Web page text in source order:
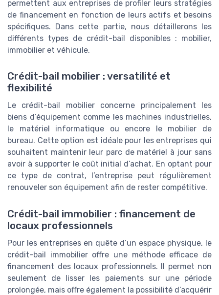
permettent aux entreprises de profiler leurs stratégies
de financement en fonction de leurs actifs et besoins
spécifiques. Dans cette partie, nous détaillerons les
différents types de crédit-bail disponibles : mobilier,
immobilier et véhicule.
Crédit-bail mobilier : versatilité et
flexibilité
Le crédit-bail mobilier concerne principalement les
biens d’équipement comme les machines industrielles,
le matériel informatique ou encore le mobilier de
bureau. Cette option est idéale pour les entreprises qui
souhaitent maintenir leur parc de matériel à jour sans
avoir à supporter le coût initial d’achat. En optant pour
ce type de contrat, l’entreprise peut régulièrement
renouveler son équipement afin de rester compétitive.
Crédit-bail immobilier : financement de
locaux professionnels
Pour les entreprises en quête d’un espace physique, le
crédit-bail immobilier offre une méthode efficace de
financement des locaux professionnels. Il permet non
seulement de lisser les paiements sur une période
prolongée, mais offre également la possibilité d’acquérir